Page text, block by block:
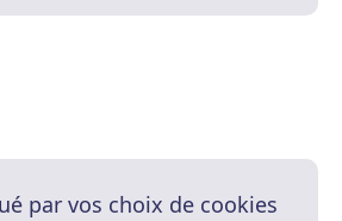
par vos choix de cookies